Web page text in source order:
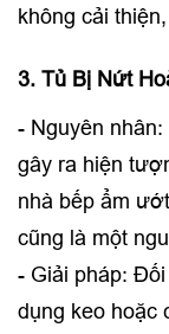
không cải
3. Tủ Bị Nứt
- Nguyên
gây ra hiện
nhà bếp ẩm
cũng là một
- Giải pháp:
dụng keo hoặc